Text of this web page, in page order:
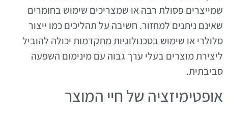
שמייצרים פסולת רבה או שמצריכים שימוש בחומרים
שאינם ניתנים למחזור. חשיבה על תהליכים כמו ייצור
סלולרי או שימוש בטכנולוגיות מתקדמות יכולה להוביל
ליצירת מוצרים בעלי ערך גבוה עם מינימום השפעה
סביבתית.
אופטימיזציה של חיי המוצר